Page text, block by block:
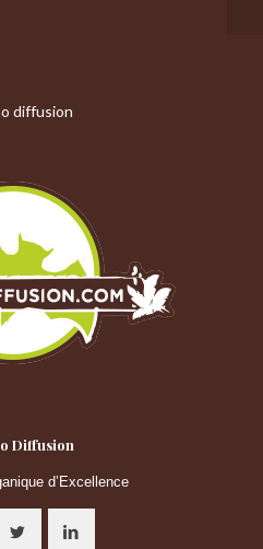
diffusion
Diffusion
d’Excellence